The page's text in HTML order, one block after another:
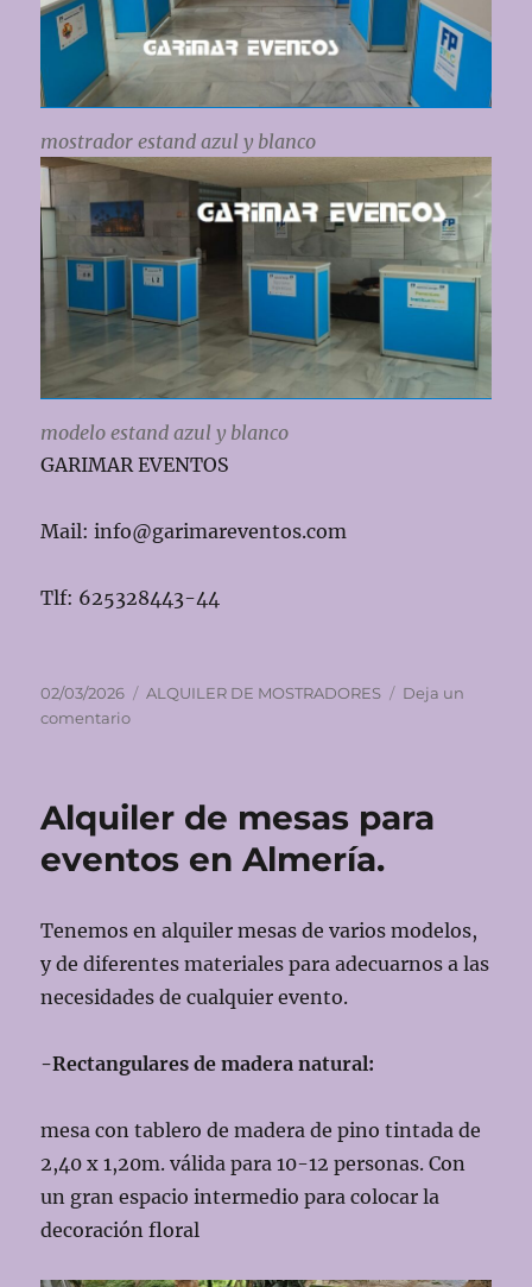
mostrador estand azul y blanco
modelo estand azul y blanco
GARIMAR EVENTOS
Mail: info@garimareventos.com
Tlf: 625328443-44
Publicado
el
02/03/2026 Categorías
ALQUILER DE MOSTRADORES
Deja un
comentarioen
para
en
Alquiler de mesas para
eventos en Almería.
Tenemos en alquiler mesas de varios modelos,
y de diferentes materiales para adecuarnos a las
necesidades de cualquier evento.
-Rectangulares de madera natural:
mesa con tablero de madera de pino tintada de
2,40 x 1,20m. válida para 10-12 personas. Con
un gran espacio intermedio para colocar la
decoración floral